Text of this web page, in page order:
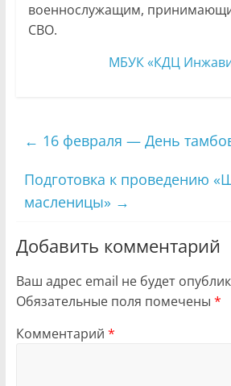
военнослужащим,
СВО.
МБУК «КДЦ
← 16 февраля — День
Подготовка к проведению
масленицы» →
Добавить комментарий
Ваш адрес email не будет
Обязательные поля помечены *
Комментарий *